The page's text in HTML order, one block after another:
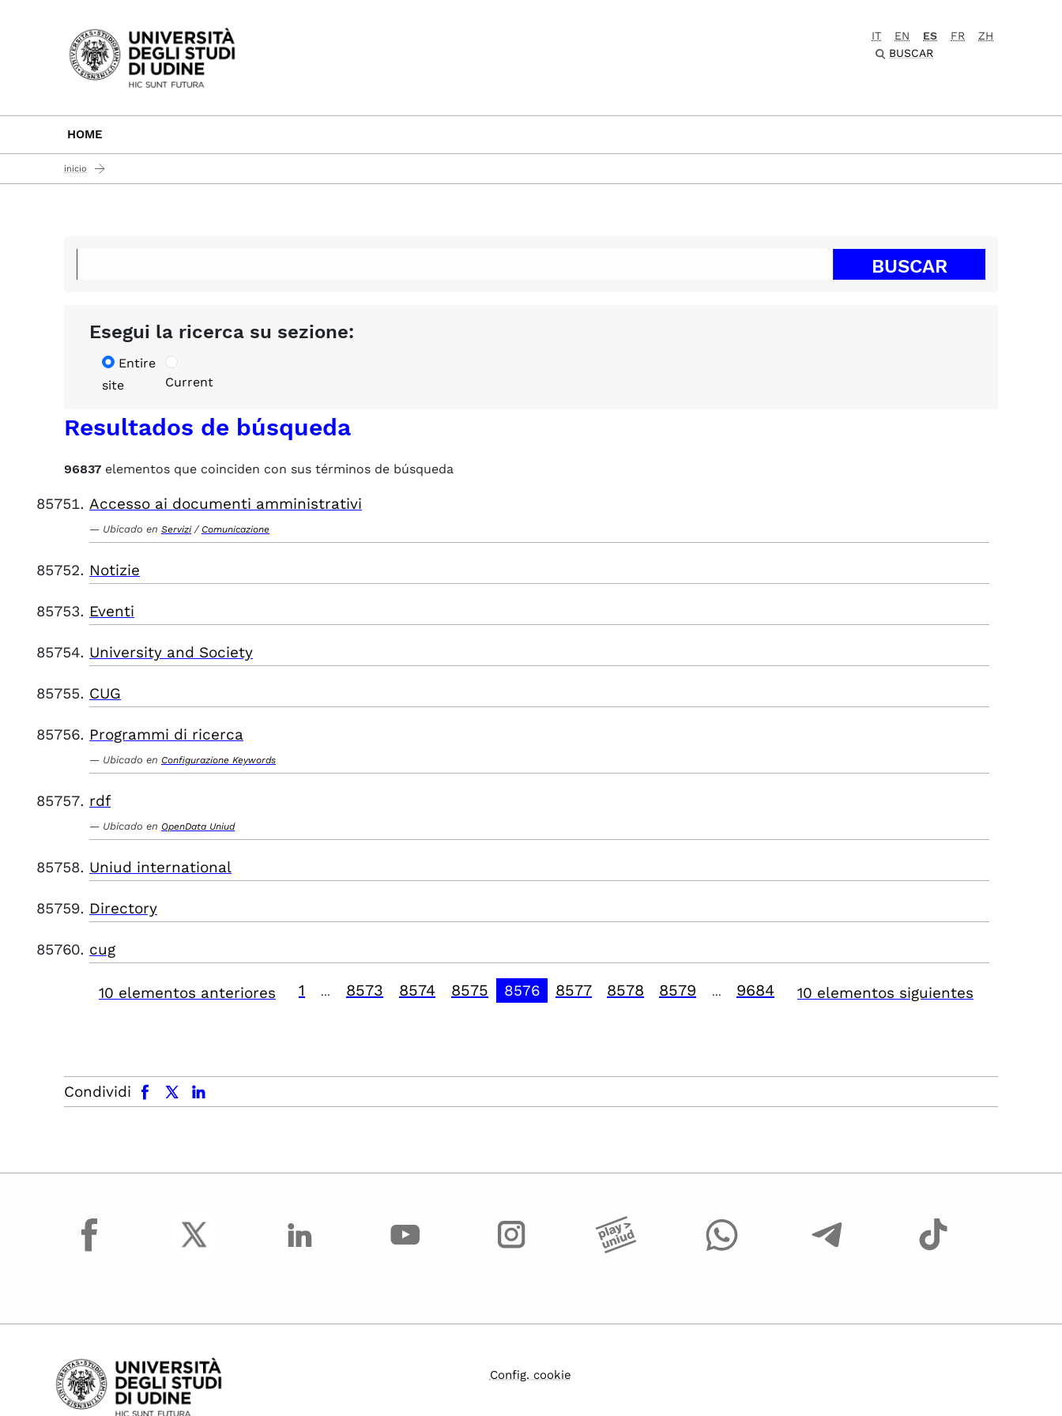
Passa al contenuto principale
IT EN ES FR
ZH
BUSCAR
HOME
inicio
Esegui la ricerca su sezione:
Entire
site
Current
Resultados de búsqueda
96837 elementos que coinciden con sus términos de búsqueda
Accesso ai documenti amministrativi
Ubicado en Servizi / Comunicazione
Notizie
Eventi
University and Society
CUG
Programmi di ricerca
Ubicado en Configurazione Keywords
rdf
Ubicado en OpenData Uniud
Uniud international
Directory
cug
10 elementos anteriores 1 8573 8574 8575 8576 8577 8578 8579 9684 10 elementos siguientes
Condividi
facebook x.com linkedin
facebook
Config. cookie